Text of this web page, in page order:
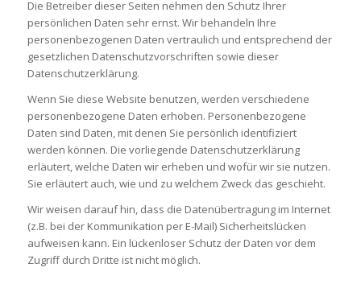
Die Betreiber dieser Seiten nehmen den Schutz Ihrer
persönlichen Daten sehr ernst. Wir behandeln Ihre
personenbezogenen Daten vertraulich und entsprechend der
gesetzlichen Datenschutzvorschriften sowie dieser
Datenschutzerklärung.
Wenn Sie diese Website benutzen, werden verschiedene
personenbezogene Daten erhoben. Personenbezogene
Daten sind Daten, mit denen Sie persönlich identifiziert
werden können. Die vorliegende Datenschutzerklärung
erläutert, welche Daten wir erheben und wofür wir sie nutzen.
Sie erläutert auch, wie und zu welchem Zweck das geschieht.
Wir weisen darauf hin, dass die Datenübertragung im Internet
(z.B. bei der Kommunikation per E-Mail) Sicherheitslücken
aufweisen kann. Ein lückenloser Schutz der Daten vor dem
Zugriff durch Dritte ist nicht möglich.